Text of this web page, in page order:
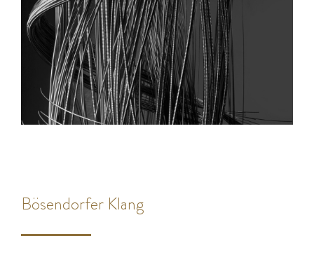
Bösendorfer Klang